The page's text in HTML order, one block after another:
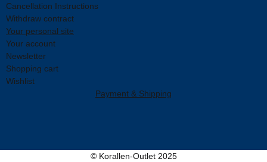
Cancellation Instructions
Withdraw contract
Your personal site
Your account
Newsletter
Shopping cart
Wishlist
Payment & Shipping
© Korallen-Outlet 2025